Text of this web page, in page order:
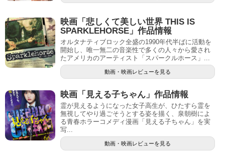
映画「悲しくて美しい世界 THIS IS
SPARKLEHORSE」作品情報
オルタナティブロック全盛の1990年代半ばに活動を
開始し、唯一無二の音楽性で多くの人々から愛され
たアメリカのアーティスト「スパークルホース」...
動画・映画レビューを見る
映画「見える子ちゃん」作品情報
霊が見えるようになった女子高生が、ひたすら霊を
無視してやり過ごそうとする姿を描く、泉朝樹によ
る青春ホラーコメディ漫画「見える子ちゃん」を実
写...
動画・映画レビューを見る